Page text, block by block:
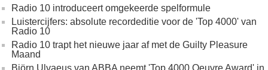
Radio 10 introduceert omgekeerde spelformule
Luistercijfers: absolute recordeditie voor de 'Top 4000' van
Radio 10
Radio 10 trapt het nieuwe jaar af met de Guilty Pleasure
Maand
Björn Ulvaeus van ABBA neemt 'Top 4000 Oeuvre Award' in